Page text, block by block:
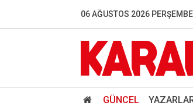
06 AĞUSTOS 2026 PERŞEMBE
GÜNCEL
THY